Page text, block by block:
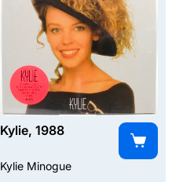
Kylie, 1988
Kylie Minogue